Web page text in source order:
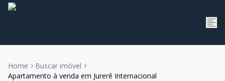
Home
Buscar imóvel
Apartamento à venda em Jurerê Internacional